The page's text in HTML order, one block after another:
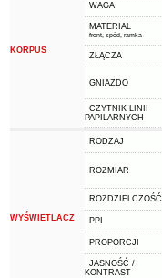
KORPUS
WAGA
MATERIAŁ
front, spód, ramka
ZŁĄCZA
GNIAZDO
CZYTNIK LINII
PAPILARNYCH
WYŚWIETLACZ
RODZAJ
ROZMIAR
ROZDZIELCZOŚĆ
PPI
PROPORCJI
JASNOŚĆ /
KONTRAST